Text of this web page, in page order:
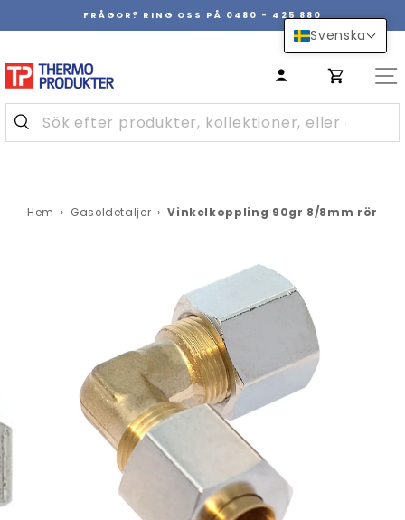
Pausa
FRÅGOR? RING OSS PÅ 0480 - 425 880
Hem › Gasoldetaljer › Vinkelkoppling 90gr 8/8mm rör
Svenska